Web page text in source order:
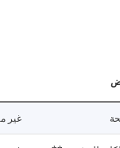
غير